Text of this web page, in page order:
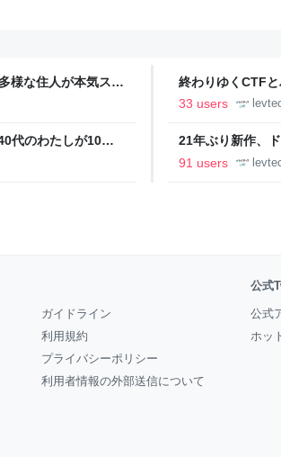
様な住人が本気スキ
”戦略 東京・中央
終わりゆくCTF
ること【フォー
33 users
代のわたしが10年
21年ぶり新作、
ついて作者に聞
91 users
ガイドライン
利用規約
プライバシーポリシー
利用者情報の外部送信について
公式
公式
ホッ